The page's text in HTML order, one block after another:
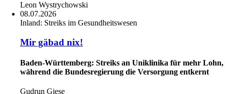
Leon Wystrychowski
08.07.2026
Inland: Streiks im Gesundheitswesen
Mir gäbad nix!
Baden-Württemberg: Streiks an Uniklinika für mehr Lohn,
während die Bundesregierung die Versorgung entkernt
Gudrun Giese